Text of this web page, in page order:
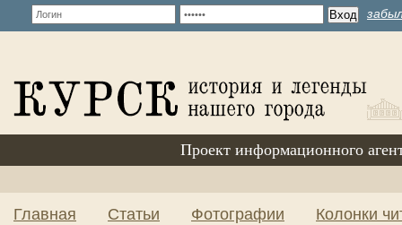
Проект информационного
Главная Статьи Фотографии Колонки